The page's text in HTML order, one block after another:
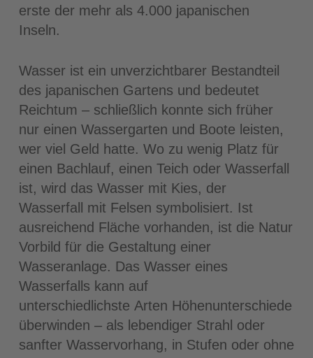
erste der mehr als 4.000 japanischen
Inseln.
Wasser ist ein unverzichtbarer Bestandteil
des japanischen Gartens und bedeutet
Reichtum – schließlich konnte sich früher
nur einen Wassergarten und Boote leisten,
wer viel Geld hatte. Wo zu wenig Platz für
einen Bachlauf, einen Teich oder Wasserfall
ist, wird das Wasser mit Kies, der
Wasserfall mit Felsen symbolisiert. Ist
ausreichend Fläche vorhanden, ist die Natur
Vorbild für die Gestaltung einer
Wasseranlage. Das Wasser eines
Wasserfalls kann auf
unterschiedlichste Arten Höhenunterschiede
überwinden – als lebendiger Strahl oder
sanfter Wasservorhang, in Stufen oder ohne